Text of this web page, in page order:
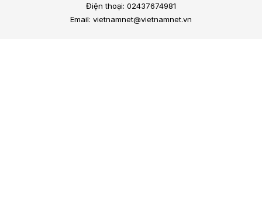
Điện thoại: 02437674981
Email: vietnamnet@vietnamnet.vn